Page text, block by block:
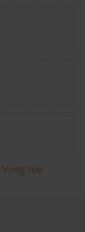
Voeg toe